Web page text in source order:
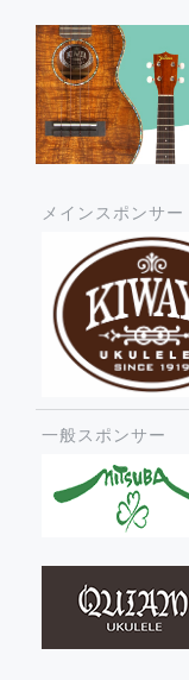
メインスポンサー
一般スポンサー